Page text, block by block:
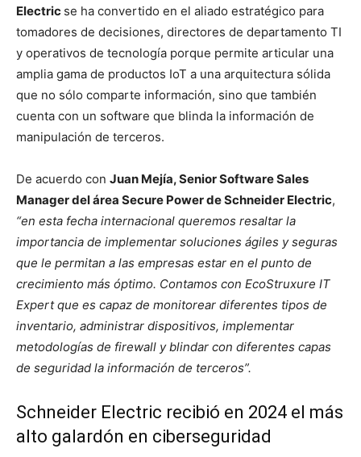
Electric se ha convertido en el aliado estratégico para
tomadores de decisiones, directores de departamento TI
y operativos de tecnología porque permite articular una
amplia gama de productos IoT a una arquitectura sólida
que no sólo comparte información, sino que también
cuenta con un software que blinda la información de
manipulación de terceros.
De acuerdo con Juan Mejía,Senior Software Sales
Manager del área Secure Power de Schneider Electric,
“en esta fecha internacional queremos resaltar la
importancia de implementar soluciones ágiles y seguras
que le permitan a las empresas estar en el punto de
crecimiento más óptimo. Contamos con EcoStruxure IT
Expert que es capaz de monitorear diferentes tipos de
inventario, administrar dispositivos, implementar
metodologías de firewall y blindar con diferentes capas
de seguridad la información de terceros”.
Schneider Electric recibió en 2024 el más
alto galardón en ciberseguridad